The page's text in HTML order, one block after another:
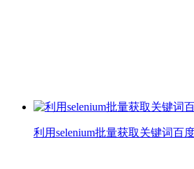
利用selenium批量获取关键词百